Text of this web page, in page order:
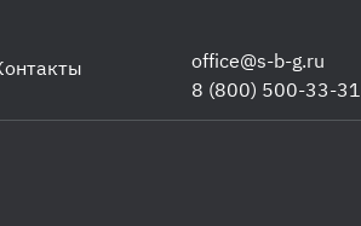
office@s-b-g.ru
8 (800) 500-33-31